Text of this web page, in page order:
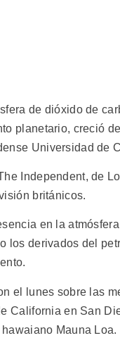
de dióxido de
planetario, creció
Universidad de
Independent, de
británicos.
en la
los derivados del
el lunes sobre las
California en San
Mauna Loa.